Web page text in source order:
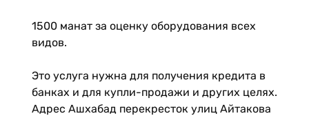
1500 манат за оценку оборудования всех
видов.
Это услуга нужна для получения кредита в
банках и для купли-продажи и других целях.
Адрес Ашхабад перекресток улиц Айтакова